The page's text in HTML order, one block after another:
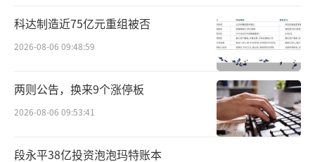
势上升145.94亿元至1448.17亿元。上述两家公
司市值分列浙股第一和第二位。
排名第三的是公牛集团，其市值增加141.5
0亿元至986.68亿元；排名第四的为荣盛石化，
其市值减少56.70亿元至982.18亿元；第五名为
科达制造近75亿元重组被否
2026-08-06 09:48:59
两则公告，换来9个涨停板
2026-08-06 09:53:41
段永平38亿投资泡泡玛特账本